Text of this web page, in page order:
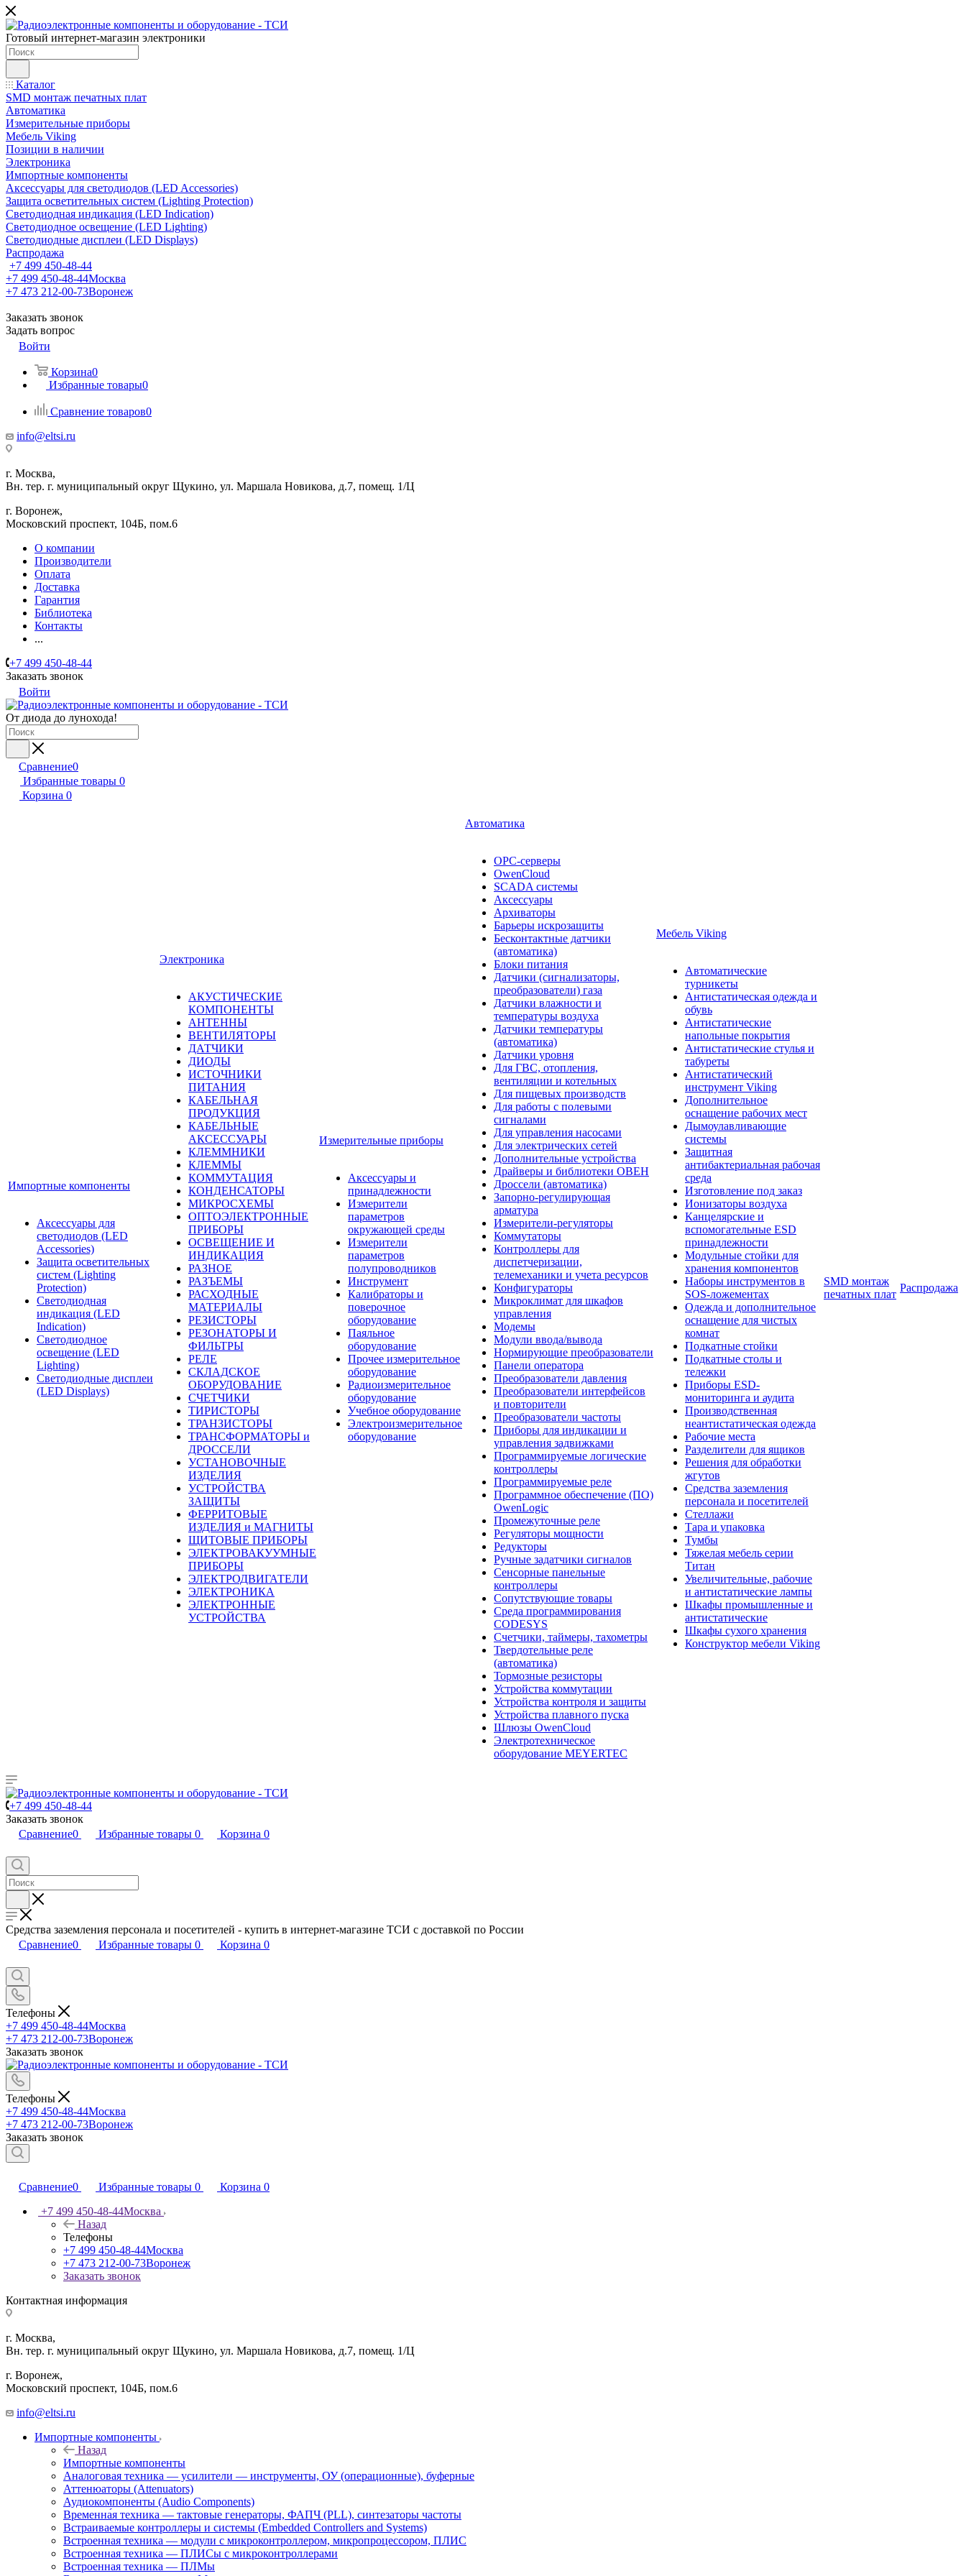
Готовый интернет-магазин электроники
Каталог
SMD монтаж печатных плат
Автоматика
Измерительные приборы
Мебель Viking
Позиции в наличии
Электроника
Импортные компоненты
Аксессуары для светодиодов (LED Accessories)
Защита осветительных систем (Lighting Protection)
Светодиодная индикация (LED Indication)
Светодиодное освещение (LED Lighting)
Светодиодные дисплеи (LED Displays)
Распродажа
+7 499 450-48-44
+7 499 450-48-44Москва
+7 473 212-00-73Воронеж
Заказать звонок
Задать вопрос
Войти
Корзина0
Избранные товары0
Сравнение товаров0
info@eltsi.ru
г. Москва,
Вн. тер. г. муниципальный округ Щукино, ул. Маршала Новикова, д.7, помещ. 1/Ц
г. Воронеж,
​Московский проспект, 104Б, пом.6
О компании
Производители
Оплата
Доставка
Гарантия
Библиотека
Контакты
...
+7 499 450-48-44
Заказать звонок
Войти
От диода до лунохода!
Сравнение0
Избранные товары 0
Корзина 0
Импортные компоненты
Аксессуары для
светодиодов (LED
Accessories)
Защита осветительных
систем (Lighting
Protection)
Светодиодная
индикация (LED
Indication)
Светодиодное
освещение (LED
Lighting)
Светодиодные дисплеи
(LED Displays)
Электроника
АКУСТИЧЕСКИЕ
КОМПОНЕНТЫ
АНТЕННЫ
ВЕНТИЛЯТОРЫ
ДАТЧИКИ
ДИОДЫ
ИСТОЧНИКИ
ПИТАНИЯ
КАБЕЛЬНАЯ
ПРОДУКЦИЯ
КАБЕЛЬНЫЕ
АКСЕССУАРЫ
КЛЕММНИКИ
КЛЕММЫ
КОММУТАЦИЯ
КОНДЕНСАТОРЫ
МИКРОСХЕМЫ
ОПТОЭЛЕКТРОННЫЕ
ПРИБОРЫ
ОСВЕЩЕНИЕ И
ИНДИКАЦИЯ
РАЗНОЕ
РАЗЪЕМЫ
РАСХОДНЫЕ
МАТЕРИАЛЫ
РЕЗИСТОРЫ
РЕЗОНАТОРЫ И
ФИЛЬТРЫ
РЕЛЕ
СКЛАДСКОЕ
ОБОРУДОВАНИЕ
СЧЕТЧИКИ
ТИРИСТОРЫ
ТРАНЗИСТОРЫ
ТРАНСФОРМАТОРЫ и
ДРОССЕЛИ
УСТАНОВОЧНЫЕ
ИЗДЕЛИЯ
УСТРОЙСТВА
ЗАЩИТЫ
ФЕРРИТОВЫЕ
ИЗДЕЛИЯ и МАГНИТЫ
ЩИТОВЫЕ ПРИБОРЫ
ЭЛЕКТРОВАКУУМНЫЕ
ПРИБОРЫ
ЭЛЕКТРОДВИГАТЕЛИ
ЭЛЕКТРОНИКА
ЭЛЕКТРОННЫЕ
УСТРОЙСТВА
Измерительные приборы
Аксессуары и
принадлежности
Измерители
параметров
окружающей среды
Измерители
параметров
полупроводников
Инструмент
Калибраторы и
поверочное
оборудование
Паяльное
оборудование
Прочее измерительное
оборудование
Радиоизмерительное
оборудование
Учебное оборудование
Электроизмерительное
оборудование
Автоматика
OPC-серверы
OwenCloud
SCADA системы
Аксессуары
Архиваторы
Барьеры искрозащиты
Бесконтактные датчики
(автоматика)
Блоки питания
Датчики (сигнализаторы,
преобразователи) газа
Датчики влажности и
температуры воздуха
Датчики температуры
(автоматика)
Датчики уровня
Для ГВС, отопления,
вентиляции и котельных
Для пищевых производств
Для работы с полевыми
сигналами
Для управления насосами
Для электрических сетей
Дополнительные устройства
Драйверы и библиотеки ОВЕН
Дроссели (автоматика)
Запорно-регулирующая
арматура
Измерители-регуляторы
Коммутаторы
Контроллеры для
диспетчеризации,
телемеханики и учета ресурсов
Конфигураторы
Микроклимат для шкафов
управления
Модемы
Модули ввода/вывода
Нормирующие преобразователи
Панели оператора
Преобразователи давления
Преобразователи интерфейсов
и повторители
Преобразователи частоты
Приборы для индикации и
управления задвижками
Программируемые логические
контроллеры
Программируемые реле
Программное обеспечение (ПО)
OwenLogic
Промежуточные реле
Регуляторы мощности
Редукторы
Ручные задатчики сигналов
Сенсорные панельные
контроллеры
Сопутствующие товары
Среда программирования
CODESYS
Счетчики, таймеры, тахометры
Твердотельные реле
(автоматика)
Тормозные резисторы
Устройства коммутации
Устройства контроля и защиты
Устройства плавного пуска
Шлюзы OwenCloud
Электротехническое
оборудование MEYERTEC
Мебель Viking
Автоматические
турникеты
Антистатическая одежда и
обувь
Антистатические
напольные покрытия
Антистатические стулья и
табуреты
Антистатический
инструмент Viking
Дополнительное
оснащение рабочих мест
Дымоулавливающие
системы
Защитная
антибактериальная рабочая
среда
Изготовление под заказ
Ионизаторы воздуха
Канцелярские и
вспомогательные ESD
принадлежности
Модульные стойки для
хранения компонентов
Наборы инструментов в
SOS-ложементах
Одежда и дополнительное
оснащение для чистых
комнат
Подкатные стойки
Подкатные столы и
тележки
Приборы ESD-
мониторинга и аудита
Производственная
неантистатическая одежда
Рабочие места
Разделители для ящиков
Решения для обработки
жгутов
Средства заземления
персонала и посетителей
Стеллажи
Тара и упаковка
Тумбы
Тяжелая мебель серии
Титан
Увеличительные, рабочие
и антистатические лампы
Шкафы промышленные и
антистатические
Шкафы сухого хранения
Конструктор мебели Viking
SMD монтаж
печатных плат
Распродажа
+7 499 450-48-44
Заказать звонок
Сравнение0 Избранные товары 0 Корзина 0
Средства заземления персонала и посетителей - купить в интернет-магазине ТСИ с доставкой по России
Сравнение0 Избранные товары 0 Корзина 0
Телефоны
+7 499 450-48-44Москва
+7 473 212-00-73Воронеж
Заказать звонок
Телефоны
+7 499 450-48-44Москва
+7 473 212-00-73Воронеж
Заказать звонок
Сравнение0 Избранные товары 0 Корзина 0
+7 499 450-48-44Москва
Назад
Телефоны
+7 499 450-48-44Москва
+7 473 212-00-73Воронеж
Заказать звонок
Контактная информация
г. Москва,
Вн. тер. г. муниципальный округ Щукино, ул. Маршала Новикова, д.7, помещ. 1/Ц
г. Воронеж,
​Московский проспект, 104Б, пом.6
info@eltsi.ru
Импортные компоненты
Назад
Импортные компоненты
Аналоговая техника — усилители — инструменты, ОУ (операционные), буферные
Аттенюаторы (Attenuators)
Аудиокомпоненты (Audio Components)
Временна́я техника — тактовые генераторы, ФАПЧ (PLL), синтезаторы частоты
Встраиваемые контроллеры и системы (Embedded Controllers and Systems)
Встроенная техника — модули с микроконтроллером, микропроцессором, ПЛИС
Встроенная техника — ПЛИСы с микроконтроллерами
Встроенная техника — ПЛМы